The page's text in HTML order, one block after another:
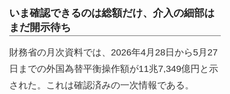
いま確認できるのは総額だけ、介入の細部は
まだ開示待ち
財務省の月次資料では、2026年4月28日から5月27
日までの外国為替平衡操作額が11兆7,349億円と示
された。これは確認済みの一次情報である。